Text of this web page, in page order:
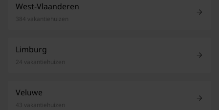
West-Vlaanderen
384 vakantiehuizen
Limburg
24 vakantiehuizen
Veluwe
43 vakantiehuizen